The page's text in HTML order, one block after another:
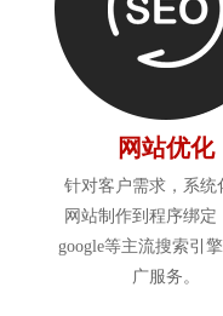
网站优化
针对客户需求，系统
网站制作到程序绑定
google等主流搜索引
广服务。